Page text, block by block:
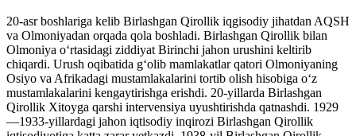
20-asr boshlariga kelib Birlashgan Qirollik iqgisodiy jihatdan AQSH
va Olmoniyadan orqada qola boshladi. Birlashgan Qirollik bilan
Olmoniya oʻrtasidagi ziddiyat Birinchi jahon urushini keltirib
chiqardi. Urush oqibatida gʻolib mamlakatlar qatori Olmoniyaning
Osiyo va Afrikadagi mustamlakalarini tortib olish hisobiga oʻz
mustamlakalarini kengaytirishga erishdi. 20-yillarda Birlashgan
Qirollik Xitoyga qarshi intervensiya uyushtirishda qatnashdi. 1929
—1933-yillardagi jahon iqtisodiy inqirozi Birlashgan Qirollik